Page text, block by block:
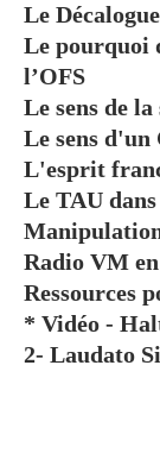
Le
Le pourquoi
l’OFS
Le sens de
Le sens
L'esprit
Le TAU
Radio VM
Ressources
* Vidéo -
2- Laudato